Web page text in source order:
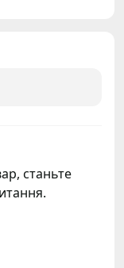
станьте